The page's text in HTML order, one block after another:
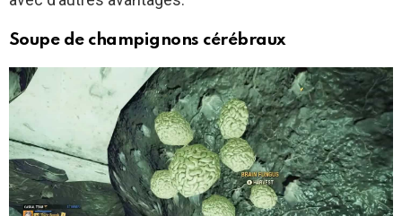
Soupe de champignons cérébraux